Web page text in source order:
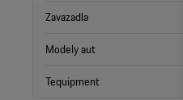
Zavazadla
Modely aut
Tequipment